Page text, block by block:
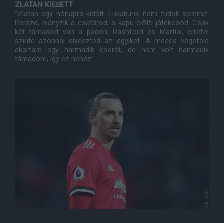
ZLATAN KIESETT
"Zlatan egy hónapra kidőlt. Lukakuról nem tudok semmit.
Persze, hiányzik a csatárod, a kapu előtti játékosod. Csak
két támadód van a padon, Rashford és Martial, errefel
szinte azonnal elveszted az egyiket. A meccs végefelé
akartam egy harmadik cserét, de nem volt harmadik
támadóm, így ez nehéz."